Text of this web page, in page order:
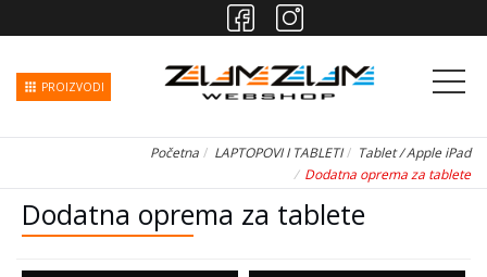
apps PROIZVODI
Početna LAPTOPOVI I TABLETI
Tablet / Apple iPad
Dodatna oprema za tablete
Dodatna oprema za tablete